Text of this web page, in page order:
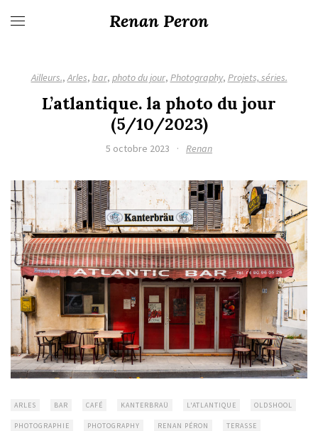
Renan Peron
Ailleurs.,Arles, bar, photo du jour, Photography, Projets, séries.
L’atlantique. la photo du jour
(5/10/2023)
5 octobre 2023 · Renan
ARLES BAR CAFÉ KANTERBRAÜ L'ATLANTIQUE OLDSHOOL
PHOTOGRAPHIE PHOTOGRAPHY RENAN PÉRON TERASSE